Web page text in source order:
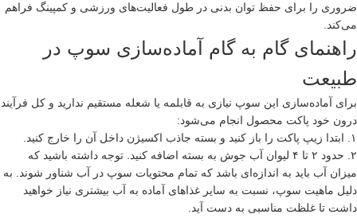
ضروری را برای حفظ توان بدنی در طول فعالیت‌های ورزشی و کمپینگ فراهم
می‌کند.
راهنمای گام به گام آماده‌سازی سوپ در
طبیعت
برای آماده‌سازی این سوپ نیازی به قابلمه یا شعله مستقیم ندارید و کل فرآیند
درون خود پاکت محصول انجام می‌شود:
۱. ابتدا زیپ پاکت را باز کنید و بسته جاذب اکسیژن داخل آن را خارج کنید.
۲. حدود ۲ تا ۴ لیوان آب جوش به بسته اضافه کنید. توجه داشته باشید که
میزان آب باید به اندازه‌ای باشد که تمام محتویات سوپ در آب شناور شوند. به
دلیل ماهیت سوپ، نسبت به سایر غذاهای آماده به آب بیشتری نیاز خواهید
داشت تا غلظت مناسبی به دست آید.